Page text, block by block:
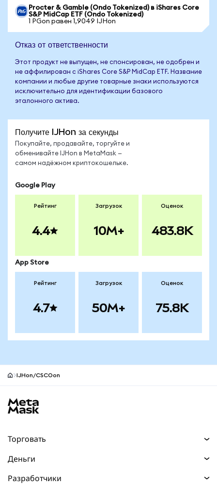
Procter & Gamble (Ondo Tokenized) в iShares Core
S&P MidCap ETF (Ondo Tokenized)
1 PGon равен 1,9049 IJHon
Отказ от ответственности
Этот продукт не выпущен, не спонсирован, не одобрен и
не аффилирован с iShares Core S&P MidCap ETF. Название
компании и любые другие товарные знаки используются
исключительно для идентификации базового
эталонного актива.
Получите IJHon за секунды
Покупайте, продавайте, торгуйте и
обменивайте IJHon в MetaMask —
самом надёжном криптокошельке.
Google Play
Рейтинг
4.4
Загрузок
10M+
Оценок
483.8K
App Store
Рейтинг
4.7
Загрузок
50M+
Оценок
75.8K
IJHon/CSCOon
Торговать
Деньги
Разработчики